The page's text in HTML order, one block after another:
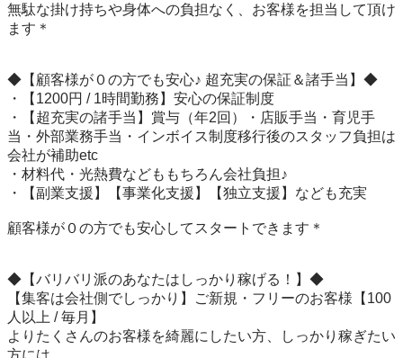
無駄な掛け持ちや身体への負担なく、お客様を担当して頂け
ます＊
◆【顧客様が０の方でも安心♪ 超充実の保証＆諸手当】◆
・【1200円 / 1時間勤務】安心の保証制度
・【超充実の諸手当】賞与（年2回）・店販手当・育児手
当・外部業務手当・インボイス制度移行後のスタッフ負担は
会社が補助etc
・材料代・光熱費などももちろん会社負担♪
・【副業支援】【事業化支援】【独立支援】なども充実
顧客様が０の方でも安心してスタートできます＊
◆【バリバリ派のあなたはしっかり稼げる！】◆
【集客は会社側でしっかり】ご新規・フリーのお客様【100
人以上 / 毎月】
よりたくさんのお客様を綺麗にしたい方、しっかり稼ぎたい
方には